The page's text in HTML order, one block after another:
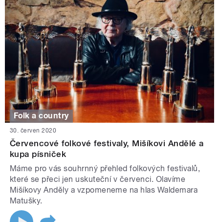
Folk a country
30. červen 2020
Červencové folkové festivaly, Mišíkovi Andělé a
kupa písniček
Máme pro vás souhrnný přehled folkových festivalů,
které se přeci jen uskuteční v červenci. Olavíme
Mišíkovy Anděly a vzpomeneme na hlas Waldemara
Matušky.